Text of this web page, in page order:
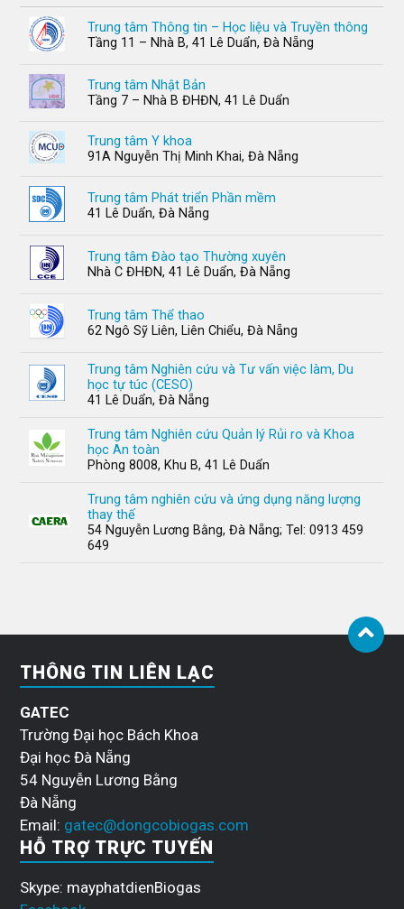
Trung tâm Thông tin – Học liệu và Truyền thông
Tầng 11 – Nhà B, 41 Lê Duẩn, Đà Nẵng
Trung tâm Nhật Bản
Tầng 7 – Nhà B ĐHĐN, 41 Lê Duẩn
Trung tâm Y khoa
91A Nguyễn Thị Minh Khai, Đà Nẵng
Trung tâm Phát triển Phần mềm
41 Lê Duẩn, Đà Nẵng
Trung tâm Đào tạo Thường xuyên
Nhà C ĐHĐN, 41 Lê Duẩn, Đà Nẵng
Trung tâm Thể thao
62 Ngô Sỹ Liên, Liên Chiểu, Đà Nẵng
Trung tâm Nghiên cứu và Tư vấn việc làm, Du
học tự túc (CESO)
41 Lê Duẩn, Đà Nẵng
Trung tâm Nghiên cứu Quản lý Rủi ro và Khoa
học An toàn
Phòng 8008, Khu B, 41 Lê Duẩn
Trung tâm nghiên cứu và ứng dụng năng lượng
thay thế
54 Nguyễn Lương Bằng, Đà Nẵng; Tel: 0913 459
649
THÔNG TIN LIÊN LẠC
GATEC
Trường Đại học Bách Khoa
Đại học Đà Nẵng
54 Nguyễn Lương Bằng
Đà Nẵng
Email: gatec@dongcobiogas.com
HỖ TRỢ TRỰC TUYẾN
Skype: mayphatdienBiogas